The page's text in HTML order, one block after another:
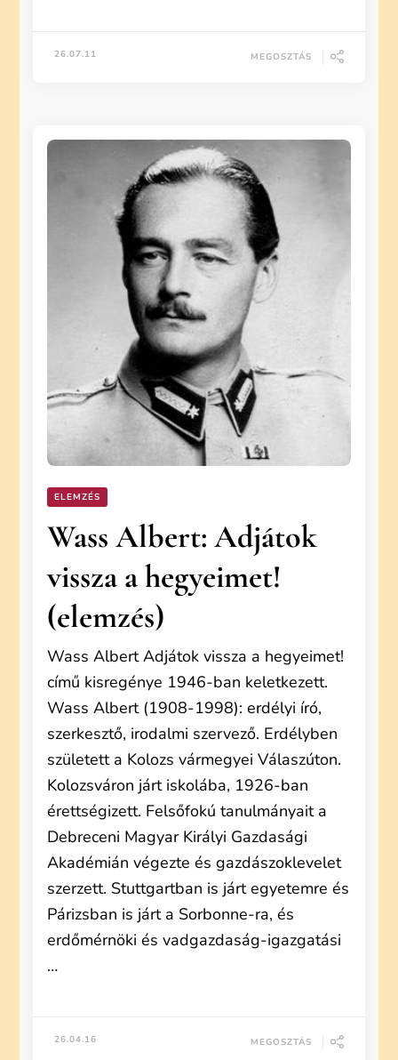
26.07.11 MEGOSZTÁS
ELEMZÉS
Wass Albert: Adjátok
vissza a hegyeimet!
(elemzés)
Wass Albert Adjátok vissza a hegyeimet!
című kisregénye 1946-ban keletkezett.
Wass Albert (1908-1998): erdélyi író,
szerkesztő, irodalmi szervező. Erdélyben
született a Kolozs vármegyei Válaszúton.
Kolozsváron járt iskolába, 1926-ban
érettségizett. Felsőfokú tanulmányait a
Debreceni Magyar Királyi Gazdasági
Akadémián végezte és gazdászoklevelet
szerzett. Stuttgartban is járt egyetemre és
Párizsban is járt a Sorbonne-ra, és
erdőmérnöki és vadgazdaság-igazgatási
…
26.04.16 MEGOSZTÁS